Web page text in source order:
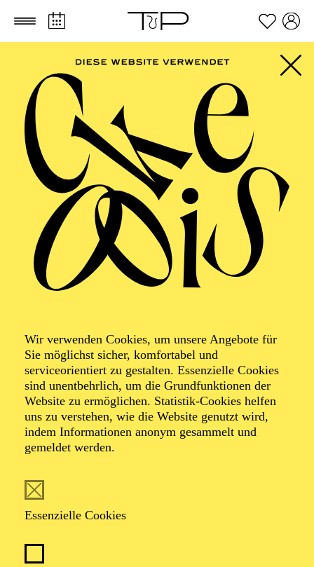
Zum Hauptinhalt springen Zum Footer springen
Wir verwenden Cookies, um unsere Angebote für
Sie möglichst sicher, komfortabel und
serviceorientiert zu gestalten. Essenzielle Cookies
sind unentbehrlich, um die Grundfunktionen der
Website zu ermöglichen. Statistik-Cookies helfen
uns zu verstehen, wie die Website genutzt wird,
indem Informationen anonym gesammelt und
gemeldet werden.
Essenzielle Cookies
PHILHARMONIE
Orgelwanderung
Veranstalter: In Zusammenarbeit mit dem Forum
Kreuzeskirche Essen e.V. und der Dommusik Essen